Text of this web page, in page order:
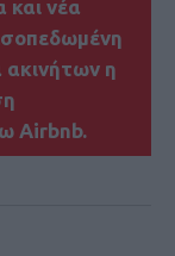
και νέα
ακινήτων η
Airbnb.